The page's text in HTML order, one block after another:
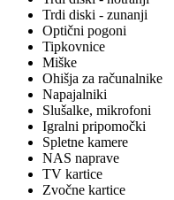
Trdi diski - zunanji
Optični pogoni
Tipkovnice
Miške
Ohišja za računalnike
Napajalniki
Slušalke, mikrofoni
Igralni pripomočki
Spletne kamere
NAS naprave
TV kartice
Zvočne kartice